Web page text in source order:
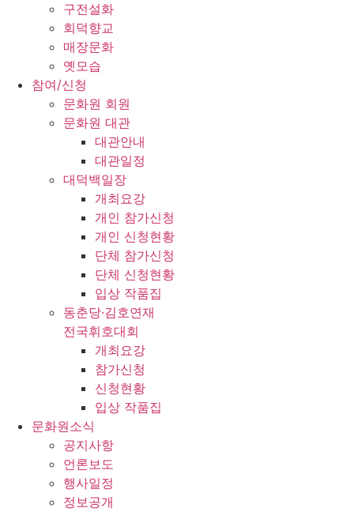
구전설화
회덕향교
매장문화
옛모습
참여/신청
문화원 회원
문화원 대관
대관안내
대관일정
대덕백일장
개최요강
개인 참가신청
개인 신청현황
단체 참가신청
단체 신청현황
입상 작품집
동춘당·김호연재
전국휘호대회
개최요강
참가신청
신청현황
입상 작품집
문화원소식
공지사항
언론보도
행사일정
정보공개